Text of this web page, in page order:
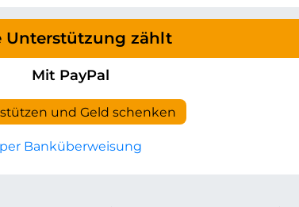
Unterstützung zählt
Mit PayPal
und Geld schenken
per Banküberweisung